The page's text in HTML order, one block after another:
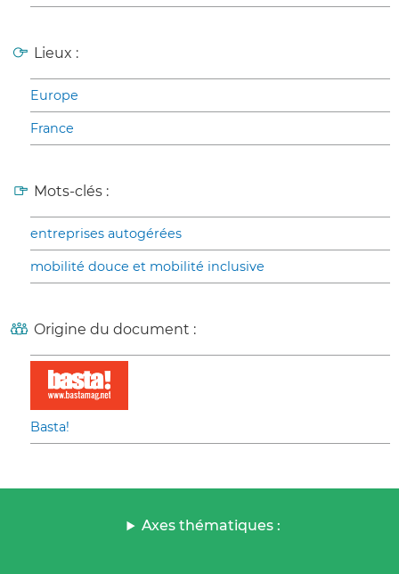
Lieux :
Europe
France
Mots-clés :
entreprises autogérées
mobilité douce et mobilité inclusive
Origine du document :
Basta!
Axes thématiques :